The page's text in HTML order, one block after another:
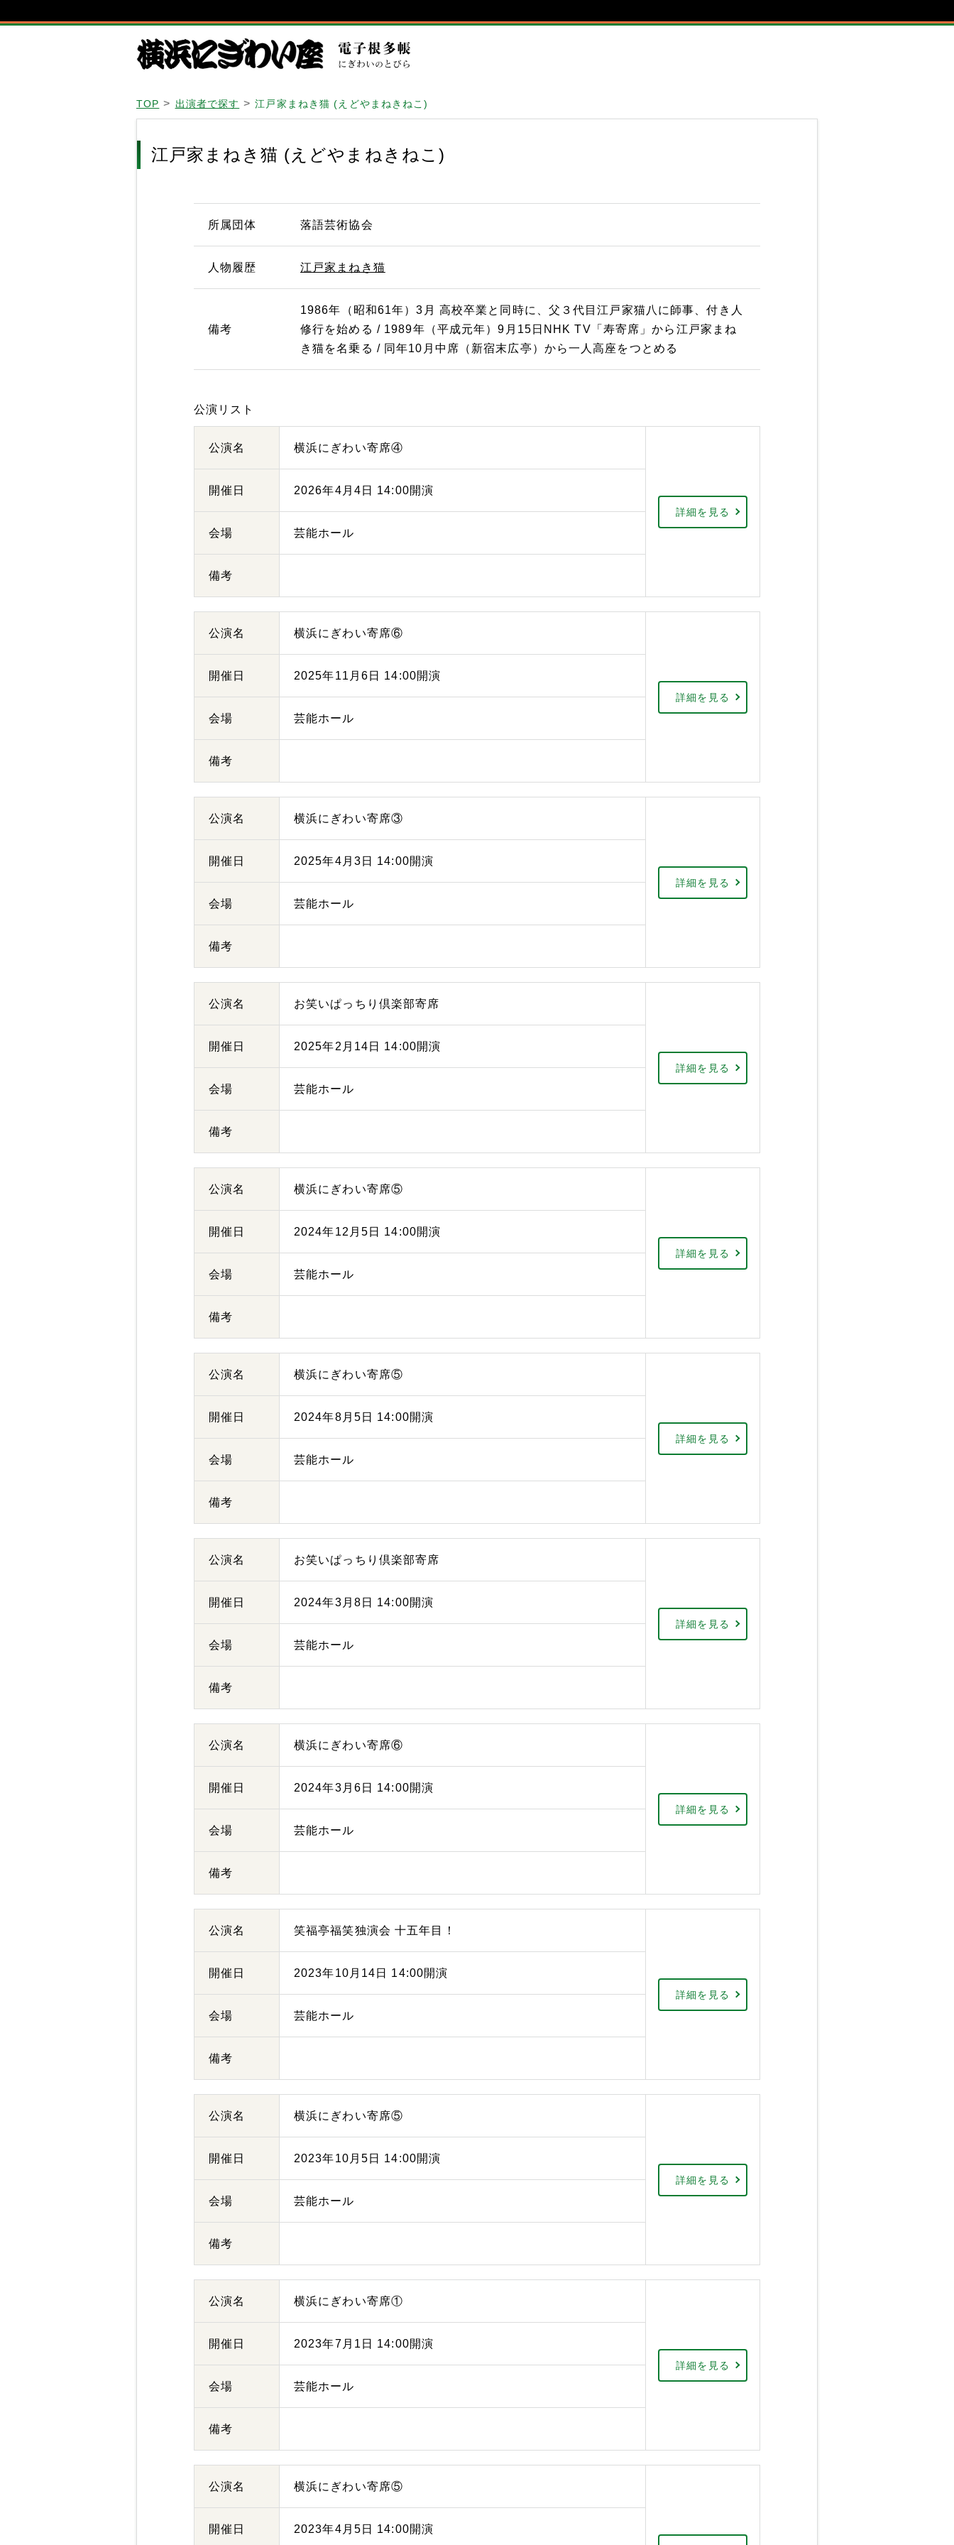
TOP 出演者で探す 江戸家まねき猫 (えどやまねきねこ)
江戸家まねき猫 (えどやまねきねこ)
所属団体 落語芸術協会
人物履歴 江戸家まねき猫
備考
1986年（昭和61年）3月 高校卒業と同時に、父３代目江戸家猫八に師事、付き人
修行を始める / 1989年（平成元年）9月15日NHK TV「寿寄席」から江戸家まね
き猫を名乗る / 同年10月中席（新宿末広亭）から一人高座をつとめる
公演リスト
公演名 横浜にぎわい寄席④
開催日 2026年4月4日 14:00開演
会場 芸能ホール
備考
詳細を見る
公演名 横浜にぎわい寄席⑥
開催日 2025年11月6日 14:00開演
会場 芸能ホール
備考
詳細を見る
公演名 横浜にぎわい寄席③
開催日 2025年4月3日 14:00開演
会場 芸能ホール
備考
詳細を見る
公演名 お笑いぱっちり倶楽部寄席
開催日 2025年2月14日 14:00開演
会場 芸能ホール
備考
詳細を見る
公演名 横浜にぎわい寄席⑤
開催日 2024年12月5日 14:00開演
会場 芸能ホール
備考
詳細を見る
公演名 横浜にぎわい寄席⑤
開催日 2024年8月5日 14:00開演
会場 芸能ホール
備考
詳細を見る
公演名 お笑いぱっちり倶楽部寄席
開催日 2024年3月8日 14:00開演
会場 芸能ホール
備考
詳細を見る
公演名 横浜にぎわい寄席⑥
開催日 2024年3月6日 14:00開演
会場 芸能ホール
備考
詳細を見る
公演名 笑福亭福笑独演会 十五年目！
開催日 2023年10月14日 14:00開演
会場 芸能ホール
備考
詳細を見る
公演名 横浜にぎわい寄席⑤
開催日 2023年10月5日 14:00開演
会場 芸能ホール
備考
詳細を見る
公演名 横浜にぎわい寄席①
開催日 2023年7月1日 14:00開演
会場 芸能ホール
備考
詳細を見る
公演名 横浜にぎわい寄席⑤
開催日 2023年4月5日 14:00開演